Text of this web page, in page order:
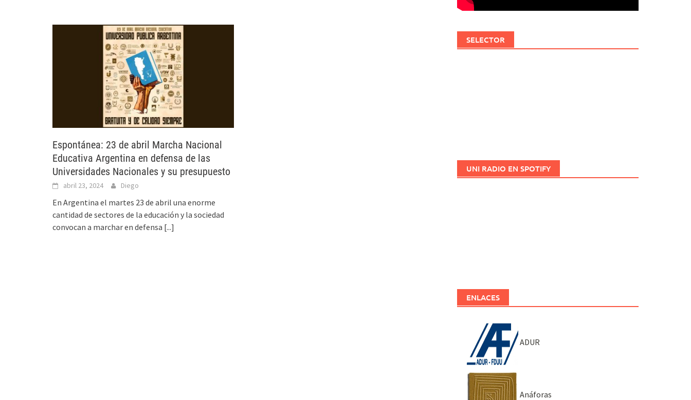
Espontánea: 23 de abril Marcha Nacional
Educativa Argentina en defensa de las
Universidades Nacionales y su presupuesto
abril 23, 2024 Diego
En Argentina el martes 23 de abril una enorme
cantidad de sectores de la educación y la sociedad
convocan a marchar en defensa [...]
SELECTOR
UNI RADIO EN SPOTIFY
ENLACES
ADUR
Anáforas